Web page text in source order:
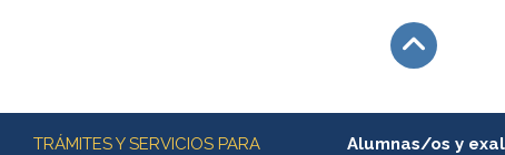
Más información
TRÁMITES Y SERVICIOS PARA Alumnas/os y